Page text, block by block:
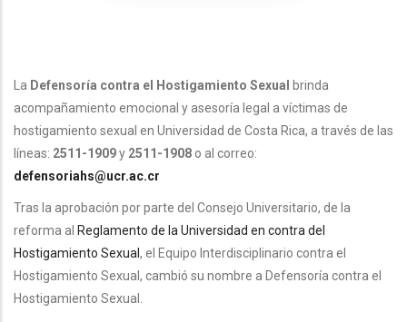
La Defensoría contra el Hostigamiento Sexual
brinda
acompañamiento emocional y asesoría legal a víctimas de
hostigamiento sexual en Universidad de Costa Rica, a través de las
líneas: 2511-1909y 2511-1908 o al correo:
defensoriahs@ucr.ac.cr
Tras la aprobación por parte del Consejo Universitario, de la
reforma al Reglamento de la Universidad en contra del
Hostigamiento Sexual, el Equipo Interdisciplinario contra el
Hostigamiento Sexual, cambió su nombre a Defensoría contra el
Hostigamiento Sexual.